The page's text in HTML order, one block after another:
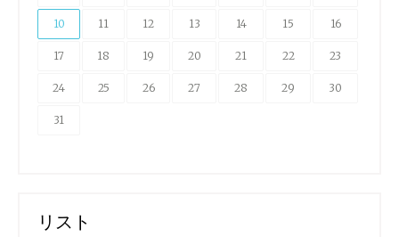
10 11 12 13 14 15 16
17 18 19 20 21 22 23
24 25 26 27 28 29 30
31
リスト